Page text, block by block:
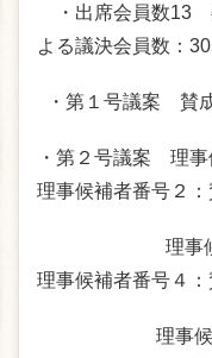
・出席会員数13
よる議決会員数
・第１号議案
・第２号議案 理事
理事候補者番号２
理事候補者
理事候補者番号４
理事候補者番